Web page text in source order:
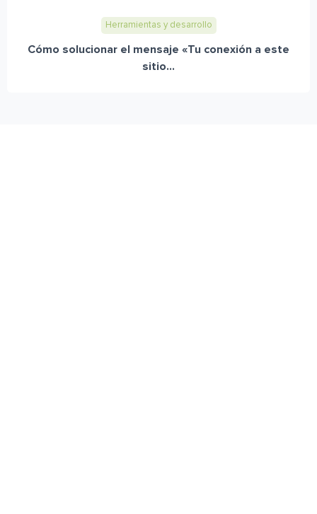
Herramientas y desarrollo
Cómo solucionar el mensaje «Tu conexión a este
sitio...